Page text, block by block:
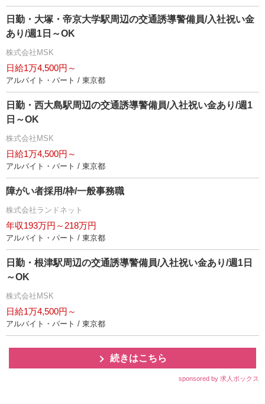
日勤・大塚・帝京大学駅周辺の交通誘導警備員/入社祝い金
あり/週1日～OK
株式会社MSK
日給1万4,500円～
アルバイト・パート / 東京都
日勤・西大島駅周辺の交通誘導警備員/入社祝い金あり/週1
日～OK
株式会社MSK
日給1万4,500円～
アルバイト・パート / 東京都
障がい者採用/枠/一般事務職
株式会社ランドネット
年収193万円～218万円
アルバイト・パート / 東京都
日勤・根津駅周辺の交通誘導警備員/入社祝い金あり/週1日
～OK
株式会社MSK
日給1万4,500円～
アルバイト・パート / 東京都
続きはこちら
sponsored by 求人ボックス